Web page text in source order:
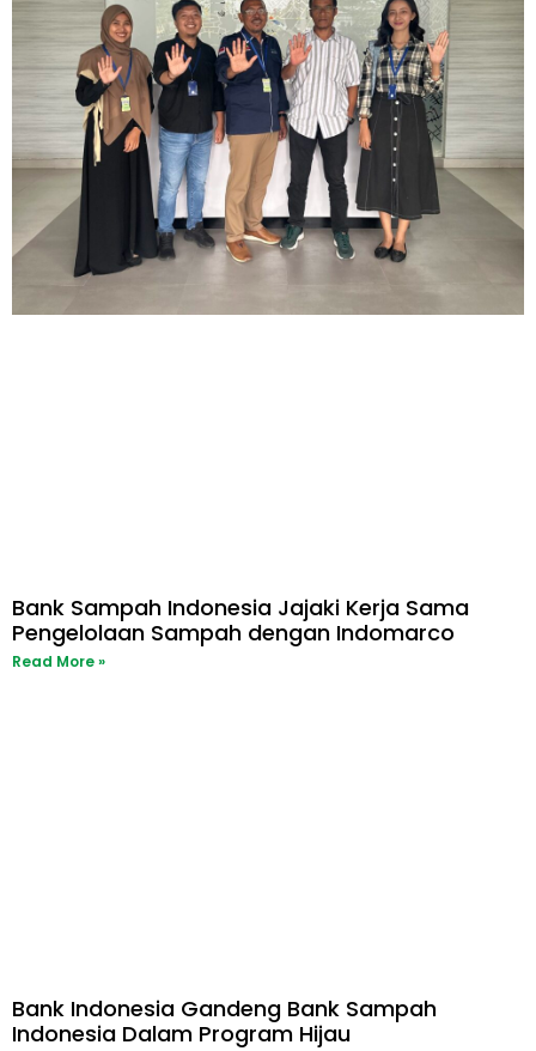
Bank Sampah Indonesia Jajaki Kerja Sama
Pengelolaan Sampah dengan Indomarco
Read More »
Bank Indonesia Gandeng Bank Sampah
Indonesia Dalam Program Hijau